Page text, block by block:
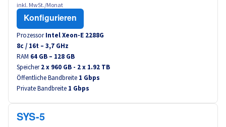
inkl. MwSt./Monat
Konfigurieren
Prozessor Intel Xeon-E 2288G
8c / 16t – 3,7 GHz
RAM 64 GB – 128 GB
Speicher 2 x 960 GB - 2 x 1.92 TB
Öffentliche Bandbreite 1 Gbps
Private Bandbreite 1 Gbps
SYS-5